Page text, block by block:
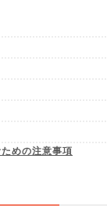
めの注意事項